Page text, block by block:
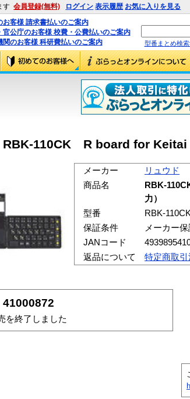
す 会員登録(無料) ログイン 表示履歴 お気に入りを見る
お客様 請求書払いのご案内
官公庁のお客様 校費・公費払いのご案内
関のお客様 科研費払いのご案内
型番まとめ検
RBK-110CK R board for
メーカー
リュウド
商品名
RBK-
力）
型番
RBK-110CK
保証条件
メーカー保
JANコード
返品について
特定商取
41000872
を終了しました